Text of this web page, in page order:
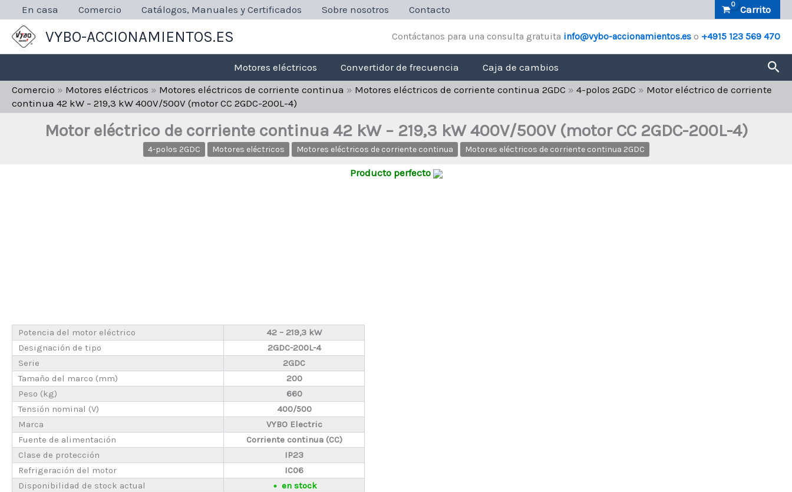
contenido
En casa Comercio Catálogos, Manuales y Certificados Sobre nosotros Contacto Carrito
VYBO-ACCIONAMIENTOS.ES Contáctanos para una consulta gratuita info@vybo-accionamientos.es o +4915 123 569 470
Motores eléctricos Convertidor de frecuencia Caja de cambios
Comercio » Motores eléctricos » Motores eléctricos de corriente continua » Motores eléctricos de corriente continua 2GDC » 4-polos 2GDC » Motor eléctrico de corriente
continua 42 kW – 219,3 kW 400V/500V (motor CC 2GDC-200L-4)
Motor eléctrico de corriente continua 42 kW – 219,3 kW 400V/500V (motor CC 2GDC-200L-4)
4-polos 2GDC Motores eléctricos Motores eléctricos de corriente continua Motores eléctricos de corriente continua 2GDC
Producto perfecto
Potencia del motor eléctrico
42 – 219,3 kW
Designación de tipo
2GDC-200L-4
Serie
2GDC
Tamaño del marco (mm)
200
Peso (kg)
660
Tensión nominal (V)
400/500
Marca
VYBO Electric
Fuente de alimentación
Corriente continua (CC)
Clase de protección
IP23
Refrigeración del motor
IC06
Disponibilidad de stock actual
en stock